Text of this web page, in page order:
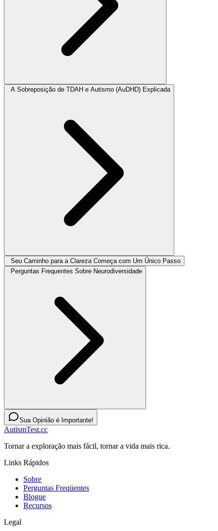
A Sobreposição de TDAH e Autismo (AuDHD) Explicada
Seu Caminho para a Clareza Começa com Um Único Passo
Perguntas Frequentes Sobre Neurodiversidade
Sua Opinião é Importante!
AutismTest.cc
Tornar a exploração mais fácil, tornar a vida mais rica.
Links Rápidos
Sobre
Perguntas Freqüentes
Blogue
Recursos
Legal